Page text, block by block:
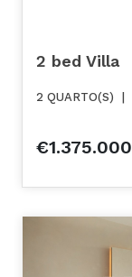
2 bed Villa
2 QUARTO(S)
€1.375.000